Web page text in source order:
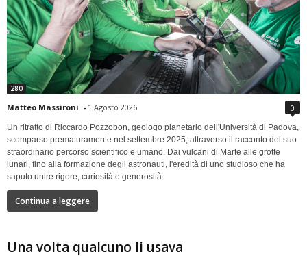
280
Matteo Massironi - 1 Agosto 2026 0
Un ritratto di Riccardo Pozzobon, geologo planetario dell'Università di Padova,
scomparso prematuramente nel settembre 2025, attraverso il racconto del suo
straordinario percorso scientifico e umano. Dai vulcani di Marte alle grotte
lunari, fino alla formazione degli astronauti, l'eredità di uno studioso che ha
saputo unire rigore, curiosità e generosità
Continua a leggere
Una volta qualcuno li usava